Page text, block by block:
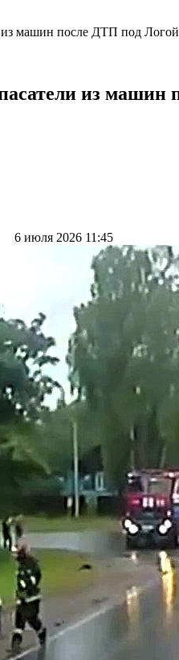
из машин после ДТП под
из
6 июля 2026 11:45